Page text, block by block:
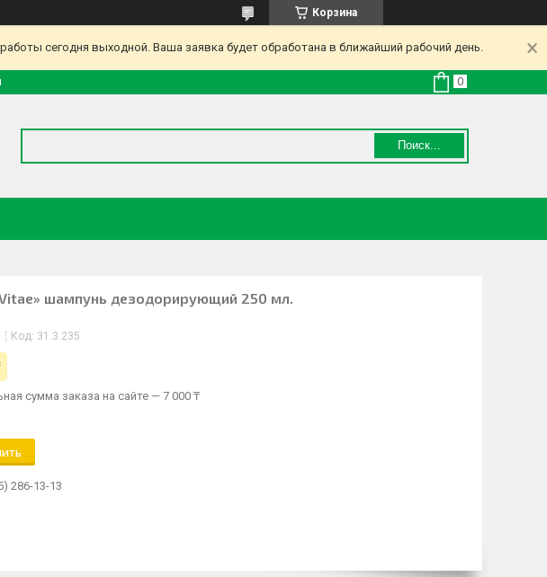
Корзина
сегодня выходной. Ваша заявка будет обработана в ближайший рабочий день.
Поиск...
шампунь дезодорирующий 250 мл.
Код: 31.3.235
сумма заказа на сайте — 7 000 ₸
286-13-13